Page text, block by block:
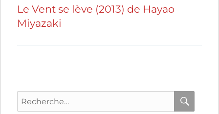
Publication
suivante :
Le Vent se lève (2013) de Hayao
Miyazaki
Recherche
pour